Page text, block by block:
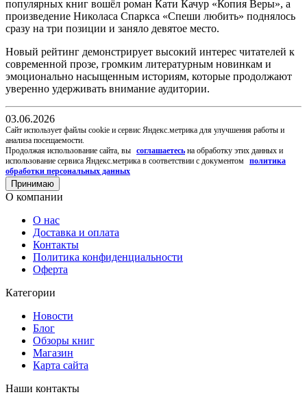
популярных книг вошёл роман Кати Качур «Копия Веры», а
произведение Николаса Спаркса «Спеши любить» поднялось
сразу на три позиции и заняло девятое место.
Новый рейтинг демонстрирует высокий интерес читателей к
современной прозе, громким литературным новинкам и
эмоционально насыщенным историям, которые продолжают
уверенно удерживать внимание аудитории.
03.06.2026
Cайт использует файлы cookie и сервис Яндекс.метрика для улучшения работы и
анализа посещаемости.
Продолжая использование сайта, вы соглашаетесь на обработку этих данных и
использование сервиса Яндекс.метрика в соответствии с документом политика
обработки персональных данных
Принимаю
О компании
О нас
Доставка и оплата
Контакты
Политика конфиденциальности
Оферта
Категории
Новости
Блог
Обзоры книг
Магазин
Карта сайта
Наши контакты